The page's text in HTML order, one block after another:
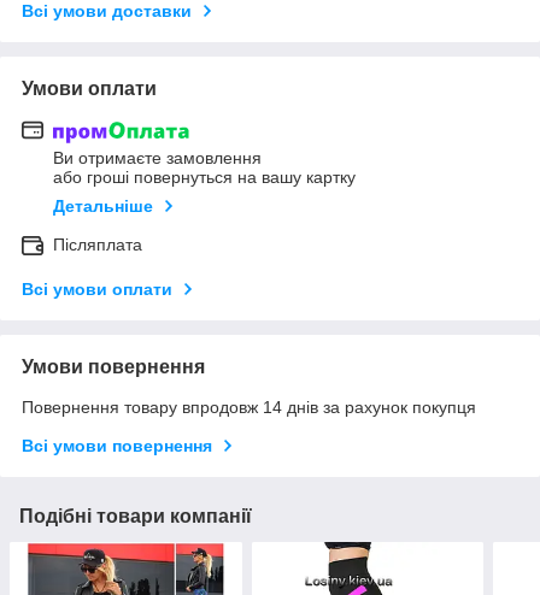
Всі умови доставки
Умови оплати
Ви отримаєте замовлення
або гроші повернуться на вашу картку
Детальніше
Післяплата
Всі умови оплати
Умови повернення
Повернення товару впродовж 14 днів за рахунок покупця
Всі умови повернення
Подібні товари компанії